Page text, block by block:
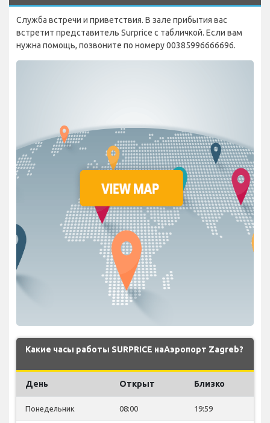
Служба встречи и приветствия. В зале прибытия вас
встретит представитель Surprice с табличкой. Если вам
нужна помощь, позвоните по номеру 00385996666696.
Какие часы работы SURPRICE наАэропорт Zagreb?
День Открыт Близко
Понедельник 08:00 19:59